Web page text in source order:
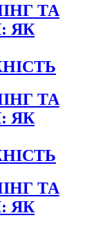
ТА
ЯК
ТА
ЯК
ТА
ЯК